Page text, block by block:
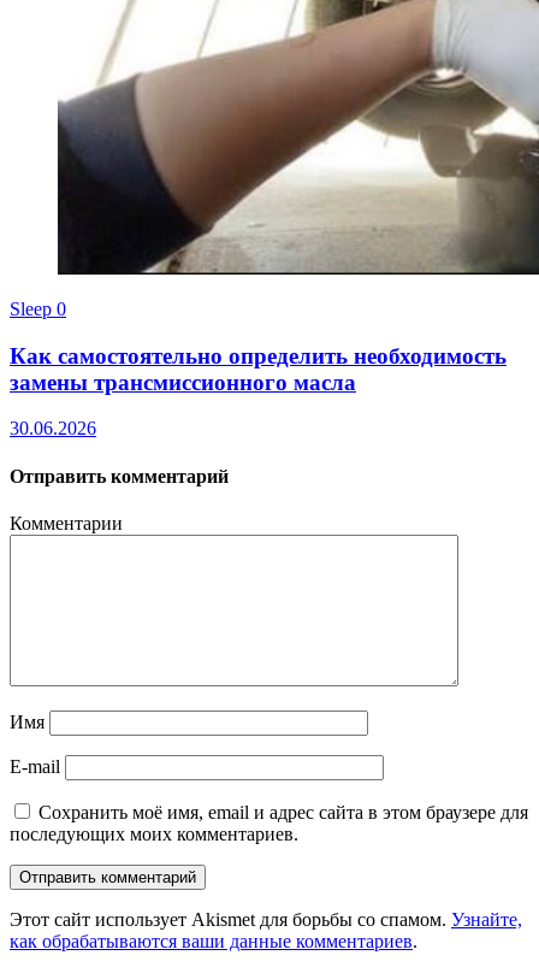
Sleep 0
Как самостоятельно определить необходимость
замены трансмиссионного масла
30.06.2026
Отправить комментарий
Комментарии
Имя
E-mail
Сохранить моё имя, email и адрес сайта в этом браузере для
последующих моих комментариев.
Этот сайт использует Akismet для борьбы со спамом. Узнайте,
как обрабатываются ваши данные комментариев.